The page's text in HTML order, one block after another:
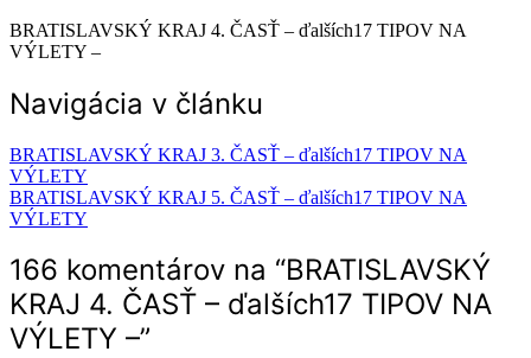
BRATISLAVSKÝ KRAJ 4. ČASŤ – ďalších17 TIPOV NA
VÝLETY –
Navigácia v článku
BRATISLAVSKÝ KRAJ 3. ČASŤ – ďalších17 TIPOV NA
VÝLETY
BRATISLAVSKÝ KRAJ 5. ČASŤ – ďalších17 TIPOV NA
VÝLETY
166 komentárov na “BRATISLAVSKÝ
KRAJ 4. ČASŤ – ďalších17 TIPOV NA
VÝLETY –”